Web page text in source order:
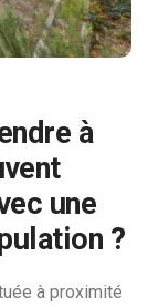
à
une
?
à proximité